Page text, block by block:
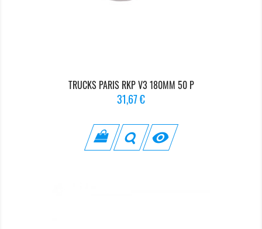
TRUCKS PARIS RKP V3 180MM 50 P
Prix
31,67 €
